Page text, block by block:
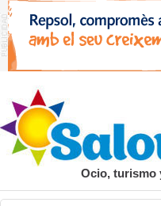
Ocio, turismo